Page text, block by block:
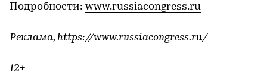
Подробности: www.russiacongress.ru
Реклама, https://www.russiacongress.ru/
12+